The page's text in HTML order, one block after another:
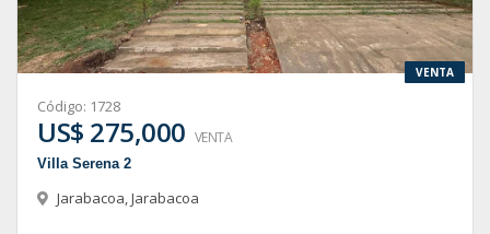
VENTA
Código: 1728
US$ 275,000 VENTA
Villa Serena 2
Jarabacoa Jarabacoa